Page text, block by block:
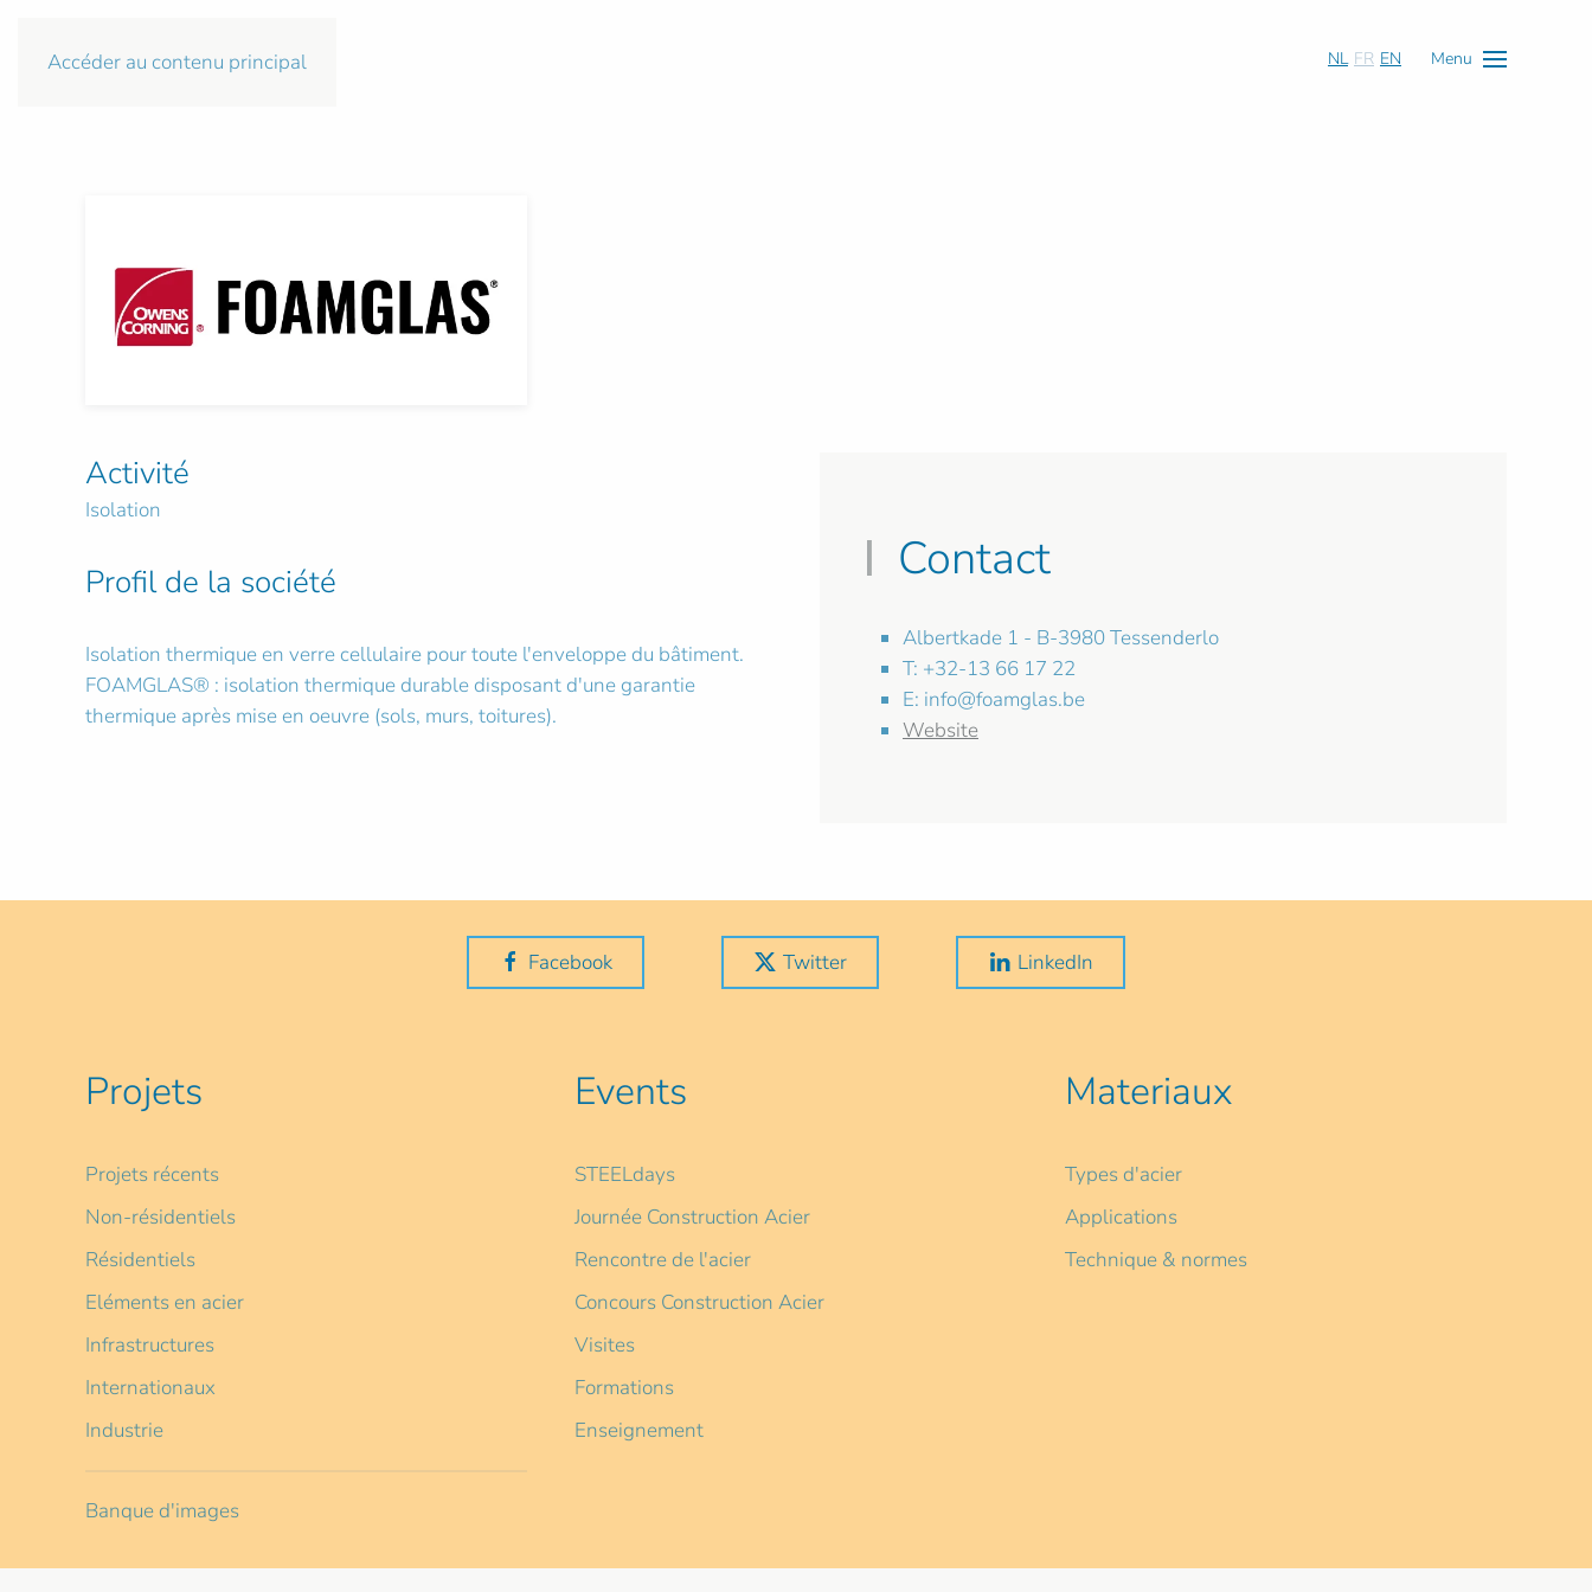
Accéder au contenu principal NL FR EN Menu
Activité
Isolation
Profil de la société
Isolation thermique en verre cellulaire pour toute l'enveloppe du bâtiment.
FOAMGLAS® : isolation thermique durable disposant d'une garantie
thermique après mise en oeuvre (sols, murs, toitures).
Contact
Albertkade 1 - B-3980 Tessenderlo
T: +32-13 66 17 22
E: info@foamglas.be
Website
Facebook Twitter LinkedIn
Projets
Projets récents
Non-résidentiels
Résidentiels
Eléments en acier
Infrastructures
Internationaux
Industrie
Banque d'images
Events
STEELdays
Journée Construction Acier
Rencontre de l'acier
Concours Construction Acier
Visites
Formations
Enseignement
Materiaux
Types d'acier
Applications
Technique & normes